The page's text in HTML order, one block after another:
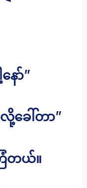
ော်”
ခေါ်တာ”
တယ်။